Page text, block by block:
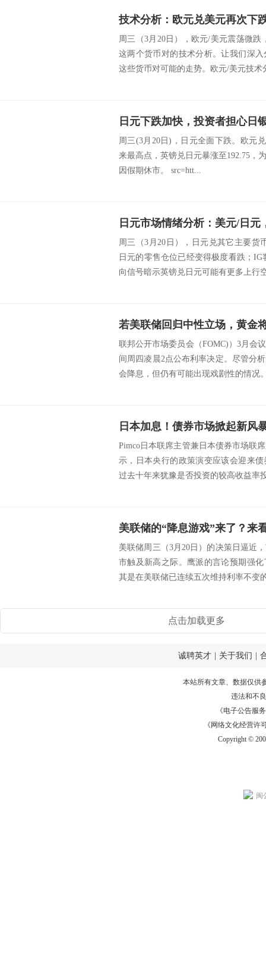
周三（3月20日），欧元/美元震荡微
这两个货币对的技术分析。让我们深
这些货币对可能的走势。欧元/美元技术
周三(3月20日)，日元全面下跌。欧元
来最高点，英镑兑日元暴涨至192.75，
因假期休市。 src=htt...
日元市场情绪分析：美元/日
周三（3月20日），日元兑其它主要货
日元的零售仓位已经变得极度看跌；
向信号暗示英镑兑日元可能有更多上行
若美联储回归中性立场，黄金
联邦公开市场委员会（FOMC)）3月会
间周四凌晨2点公布利率决定。尽管分
会降息，但仍有可能出现戏剧性的情况
Pimco日本联席主管兼日本债券市场联
示，日本央行的政策演变应该会迎来
过去十年来犹豫是否投资的较高收益率
美联储的“降息游戏”来了？来
美联储周三（3月20日）的决策日逼近
市触及新高之际。鹰派的言论预期强
其是在美联储已连续五次维持利率不变
点击加载更多
诚聘英才 关于我们
本站所有文章、数据仅供
违法和不
《电子公告服务
《网络文化经营许
Copyright ©
闽